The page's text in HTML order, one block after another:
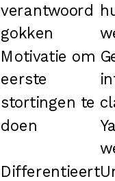
verantwoord
gokken
Motivatie om
eerste
stortingen te
doen
Differentieert